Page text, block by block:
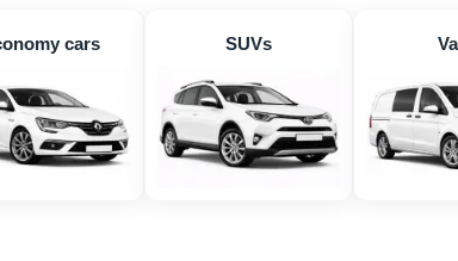
cars SUVs